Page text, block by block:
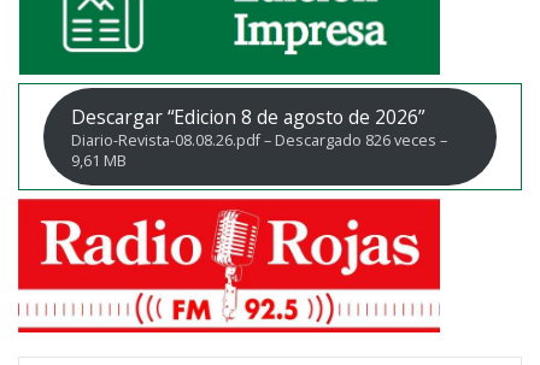
Descargar “Edicion 8 de agosto de 2026”
Diario-Revista-08.08.26.pdf – Descargado 826 veces –
9,61 MB